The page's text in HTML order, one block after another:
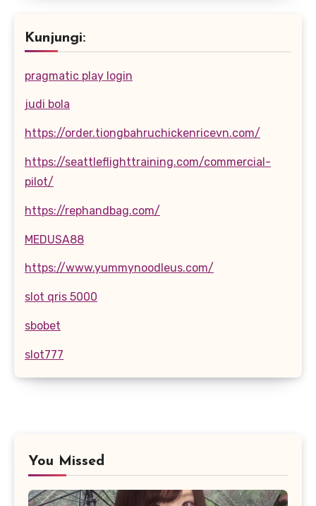
Kunjungi:
pragmatic play login
judi bola
https://order.tiongbahruchickenricevn.com/
https://seattleflighttraining.com/commercial-
pilot/
https://rephandbag.com/
MEDUSA88
https://www.yummynoodleus.com/
slot qris 5000
sbobet
slot777
You Missed